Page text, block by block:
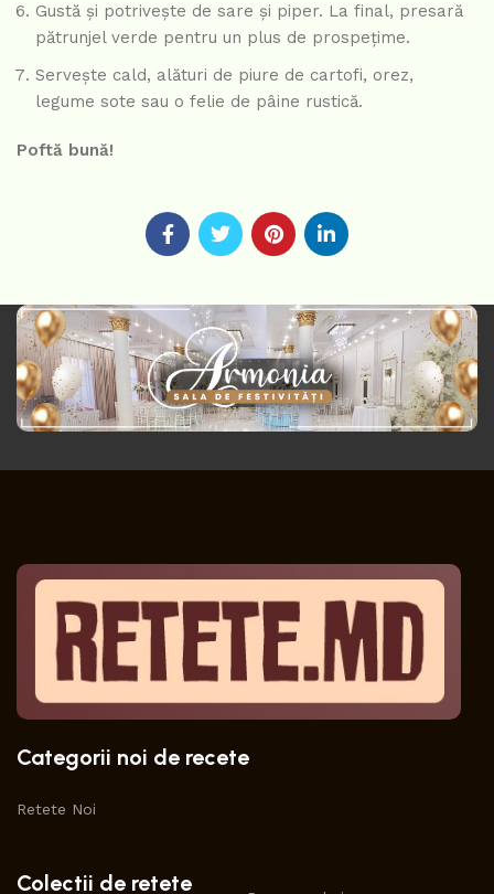
Gustă și potrivește de sare și piper. La final, presară
pătrunjel verde pentru un plus de prospețime.
Servește cald, alături de piure de cartofi, orez,
legume sote sau o felie de pâine rustică.
Poftă bună!
Categorii noi de recete
Retete Noi
Colectii de retete